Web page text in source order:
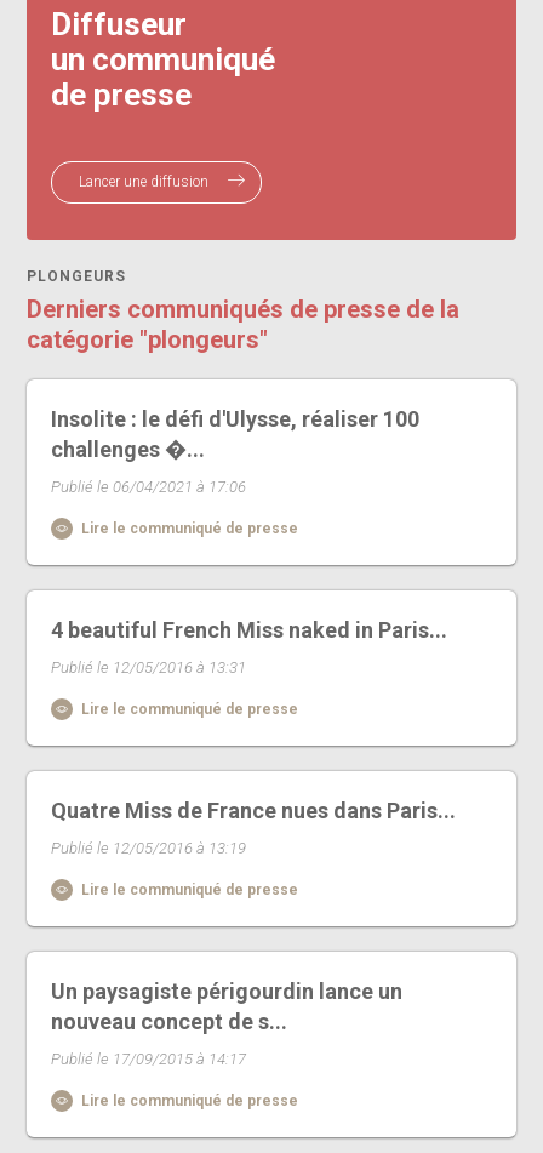
Diffuseur
un communiqué
de presse
Lancer une diffusion
PLONGEURS
Derniers communiqués de presse de la
catégorie "plongeurs"
Insolite : le défi d'Ulysse, réaliser 100
challenges �...
Publié le 06/04/2021 à 17:06
Lire le communiqué de presse
4 beautiful French Miss naked in Paris...
Publié le 12/05/2016 à 13:31
Lire le communiqué de presse
Quatre Miss de France nues dans Paris...
Publié le 12/05/2016 à 13:19
Lire le communiqué de presse
Un paysagiste périgourdin lance un
nouveau concept de s...
Publié le 17/09/2015 à 14:17
Lire le communiqué de presse